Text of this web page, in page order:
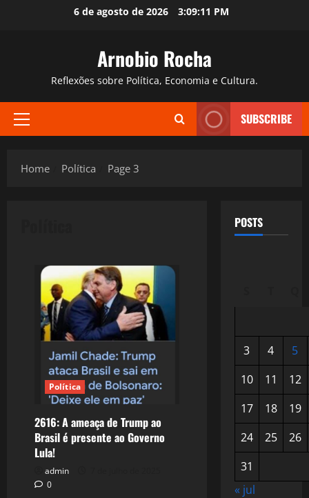
6 de agosto de 2026 3:09:12 PM
Arnobio Rocha
Reflexões sobre Política, Economia e Cultura.
Primary
SUBSCRIBE
Home Política Page 3
Política
2616: A ameaça de Trump ao
Brasil é presente ao Governo
Lula!
admin
0
POSTS
3 4
5
10
11
12
17
18
19
24
25
26
31
« jul